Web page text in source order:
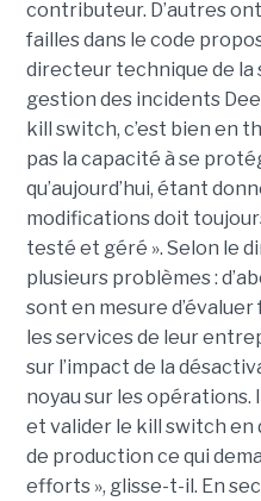
contributeur. D’autres
failles dans le code
directeur technique de la
gestion des incidents
kill switch, c’est bien en
pas la capacité à se
qu’aujourd’hui, étant
modifications doit
testé et géré ». Selon le
plusieurs problèmes :
sont en mesure
les services de leur
sur l’impact de la
noyau sur les
et valider le kill switch en
de production ce qui
efforts », glisse-t-il. En